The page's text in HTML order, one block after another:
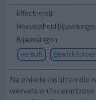
Effectiviteit
Hoeveelheid
Bijwerkingen
versuft
Na enkele insulten die
wervels en